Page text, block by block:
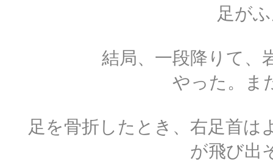
足が
結局、一段降りて、
やった。ま
足を骨折したとき、右足首は
が飛び出